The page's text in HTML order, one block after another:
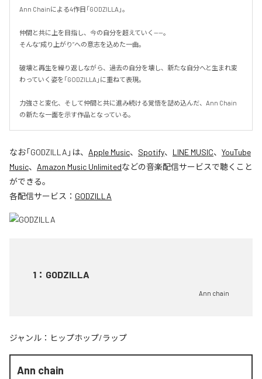
Ann Chainによる4作目「GODZILLA」。
仲間と共に上を目指し、今の自分を超えていく——。
そんな“成り上がり”への意志を込めた一曲。
破壊と再生を繰り返しながら、過去の自分を壊し、新たな自分へと生まれ変
わっていく姿を「GODZILLA」に重ねて表現。
力強さと変化、そして仲間と共に進み続ける覚悟を詰め込んだ、Ann Chain
の新たな一面を示す作品となっている。
なお「GODZILLA 」は、 Apple Music、 Spotify、 LINE MUSIC、 YouTube
Music、 Amazon Music Unlimitedなどの音楽配信サービスで聴くこと
ができる。
各配信サービス： GODZILLA
1 ： GODZILLA
Ann chain
ジャンル： ヒップホップ/ラップ
Ann chain